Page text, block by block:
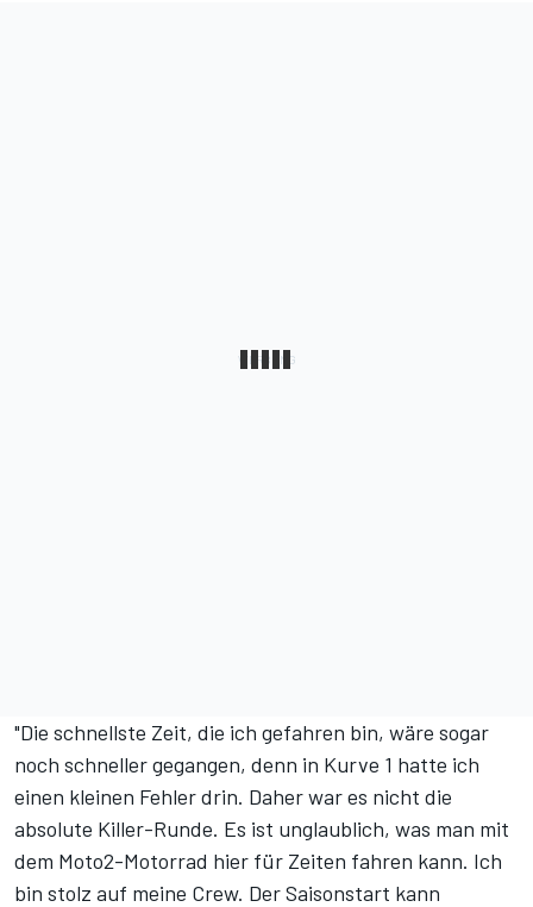
"Die schnellste Zeit, die ich gefahren bin, wäre sogar
noch schneller gegangen, denn in Kurve 1 hatte ich
einen kleinen Fehler drin. Daher war es nicht die
absolute Killer-Runde. Es ist unglaublich, was man mit
dem Moto2-Motorrad hier für Zeiten fahren kann. Ich
bin stolz auf meine Crew. Der Saisonstart kann